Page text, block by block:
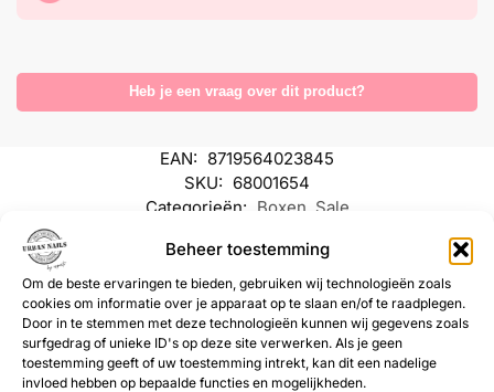
Beheer toestemming
Om de beste ervaringen te bieden, gebruiken wij technologieën zoals
cookies om informatie over je apparaat op te slaan en/of te raadplegen.
Door in te stemmen met deze technologieën kunnen wij gegevens zoals
surfgedrag of unieke ID's op deze site verwerken. Als je geen
toestemming geeft of uw toestemming intrekt, kan dit een nadelige
invloed hebben op bepaalde functies en mogelijkheden.
Heb je een vraag over dit product?
EAN: 8719564023845
SKU: 68001654
Categorieën: Boxen Sale
Gerelateerde
producten